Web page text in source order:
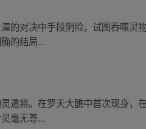
的对决中手段阴险，试图吞噬灵
的结局...
遣将。在罗天大醮中首次现身，
毫无尊...